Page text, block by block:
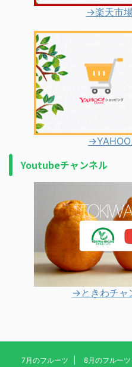
→楽天市
→YAHOO
Youtubeチャンネル
→ときわチャ
7月のフルーツ 8月のフルーツ